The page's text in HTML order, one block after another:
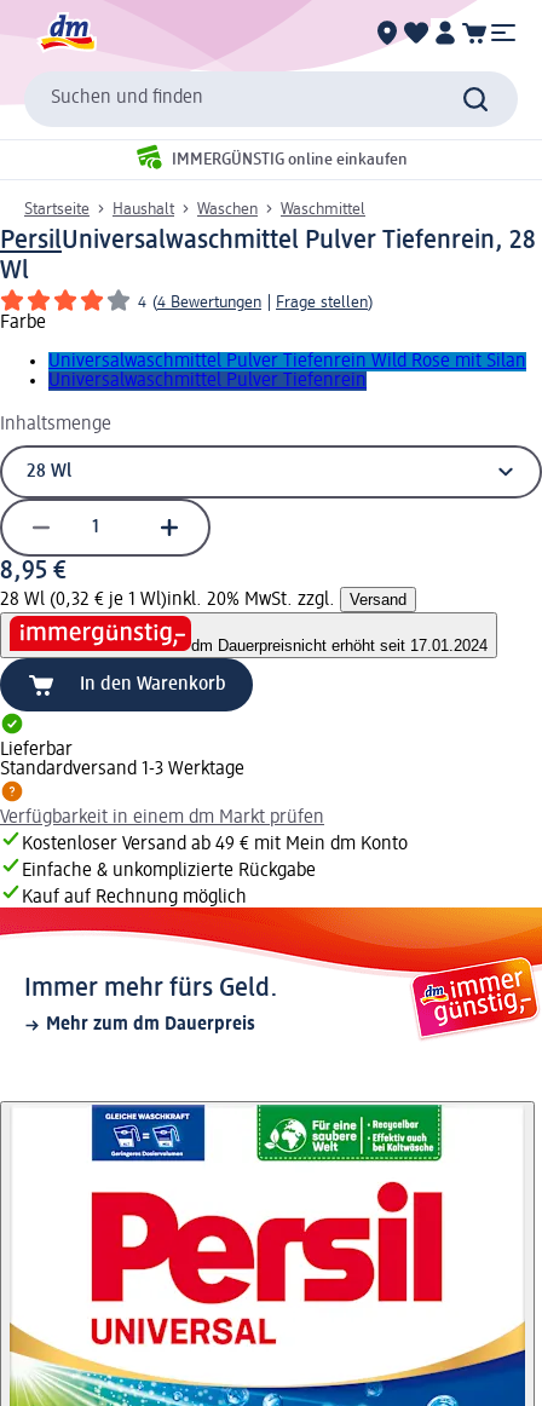
Suchen und finden
IMMERGÜNSTIG online einkaufen
Startseite Haushalt Waschen Waschmittel
PersilUniversalwaschmittel Pulver Tiefenrein, 28
Wl
4 (4 Bewertungen Frage stellen)
Farbe
Universalwaschmittel Pulver Tiefenrein Wild Rose mit Silan
Universalwaschmittel Pulver Tiefenrein
Inhaltsmenge
8,95 €
28 Wl (0,32 € je 1 Wl)inkl. 20% MwSt. zzgl. Versand
dm Dauerpreisnicht erhöht seit 17.01.2024
In den Warenkorb
Lieferbar
Standardversand 1-3 Werktage
Verfügbarkeit in einem dm Markt prüfen
Kostenloser Versand ab 49 € mit Mein dm Konto
Einfache & unkomplizierte Rückgabe
Kauf auf Rechnung möglich
Immer mehr fürs Geld.
Mehr zum dm Dauerpreis